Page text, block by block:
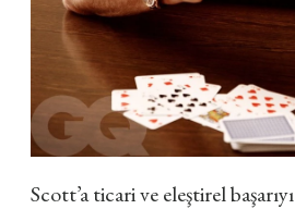
Scott’a ticari ve eleştirel